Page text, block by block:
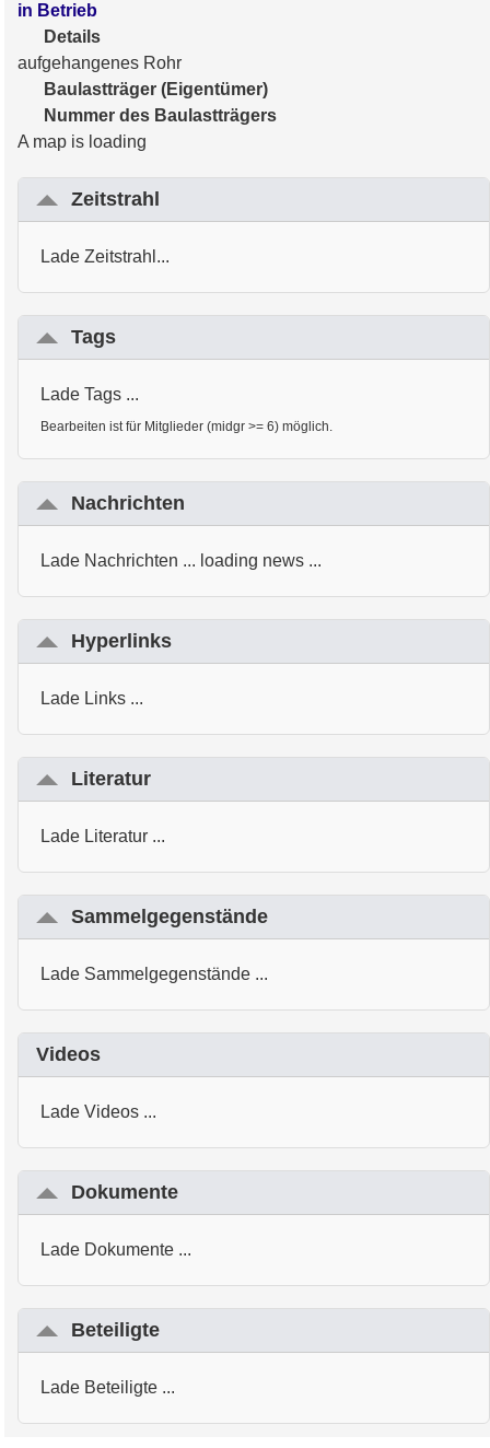
in Betrieb
Details
aufgehangenes Rohr
Baulastträger (Eigentümer)
Nummer des Baulastträgers
A map is loading
Zeitstrahl
Lade Zeitstrahl...
Tags
Lade Tags ...
Bearbeiten ist für Mitglieder (midgr >= 6) möglich.
Nachrichten
Lade Nachrichten ... loading news ...
Hyperlinks
Lade Links ...
Literatur
Lade Literatur ...
Sammelgegenstände
Lade Sammelgegenstände ...
Videos
Lade Videos ...
Dokumente
Lade Dokumente ...
Beteiligte
Lade Beteiligte ...